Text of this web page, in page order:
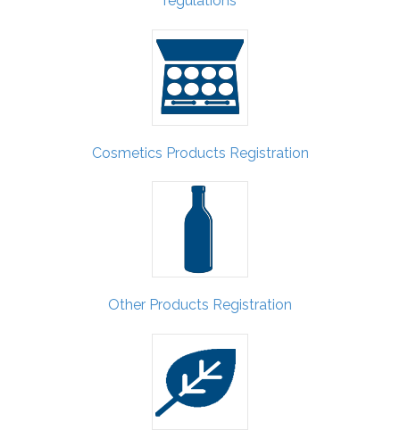
Cosmetics Products Registration
Other Products Registration